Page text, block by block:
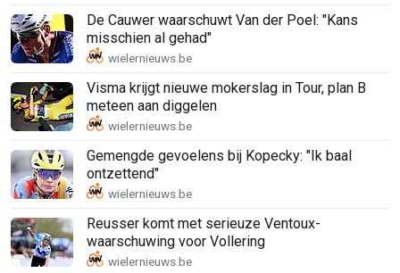
De Cauwer waarschuwt Van der Poel: "Kans
misschien al gehad"
Visma krijgt nieuwe mokerslag in Tour, plan B
meteen aan diggelen
Gemengde gevoelens bij Kopecky: "Ik baal
ontzettend"
Reusser komt met serieuze Ventoux-
waarschuwing voor Vollering